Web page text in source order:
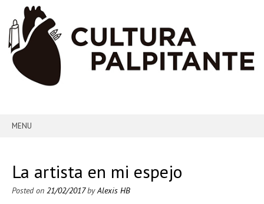
MENU
La artista en mi espejo
Posted on 21/02/2017byAlexis HB